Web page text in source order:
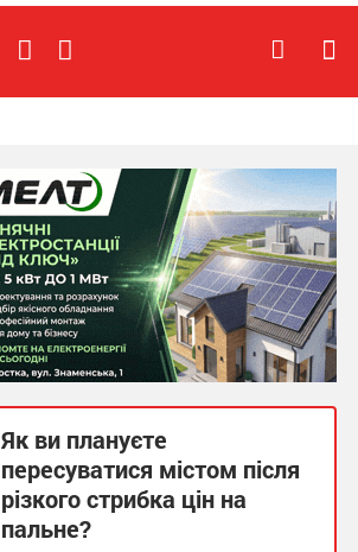
Як ви плануєте
пересуватися містом після
різкого стрибка цін на
пальне?